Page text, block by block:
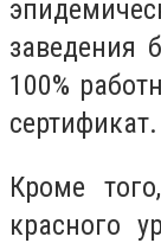
заведения
100%
сертификат.
Кроме
красного